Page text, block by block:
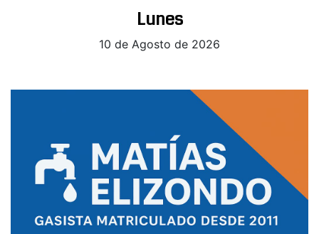
Lunes
10 de Agosto de 2026